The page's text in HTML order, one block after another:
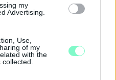
my
Advertising.
Use,
of my
with the
következik.